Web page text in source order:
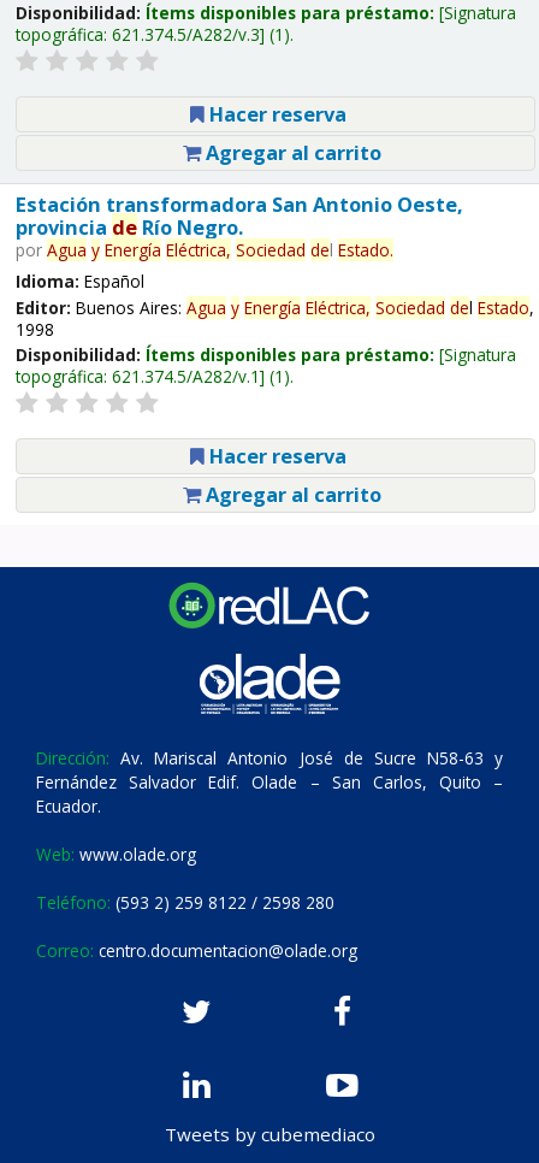
Disponibilidad: Ítems disponibles para préstamo: Signatura
topográfica: 621.374.5/A282/v.3 (1).
Hacer reserva
Agregar al carrito
Estación transformadora San Antonio Oeste,
provincia deRío Negro.
por Agua y Energía Eléctrica, Sociedad del Estado.
Idioma: Español
Editor: Buenos Aires: Agua y Energía Eléctrica, Sociedad del Estado,
1998
Disponibilidad: Ítems disponibles para préstamo: Signatura
topográfica: 621.374.5/A282/v.1 (1).
Hacer reserva
Agregar al carrito
Dirección: Av. Mariscal Antonio José de Sucre N58-63 y
Fernández Salvador Edif. Olade – San Carlos, Quito –
Ecuador.
Web: www.olade.org
Teléfono: (593 2) 259 8122 / 2598 280
Correo: centro.documentacion@olade.org
Tweets by cubemediaco